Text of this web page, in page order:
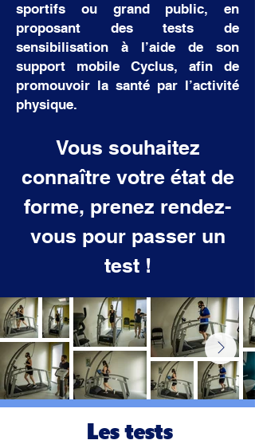
sportifs ou grand public, en
proposant des tests de
sensibilisation à l’aide de son
support mobile Cyclus, afin de
promouvoir la santé par l’activité
physique.
Vous souhaitez
connaître votre état de
forme, prenez rendez-
vous pour passer un
test !
Les tests